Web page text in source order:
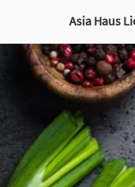
Asia Haus